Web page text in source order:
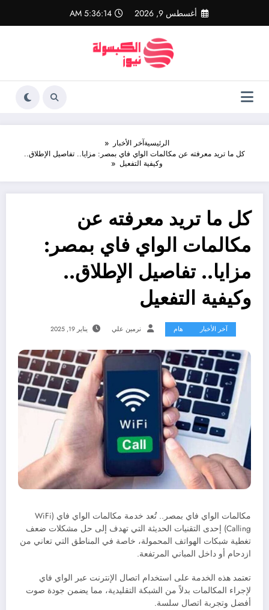
المحتوى
أغسطس 9, 2026 5:36:15 AM
الرئيسيةآخر الأخبار
كل ما تريد معرفته عن مكالمات الواي فاي بمصر: مزايا.. تفاصيل الإطلاق..
وكيفية التفعيل
كل ما تريد معرفته عن
مكالمات الواي فاي بمصر:
مزايا.. تفاصيل الإطلاق..
وكيفية التفعيل
آخر الأخبار هام نرمين علي يناير 19, 2025
مكالمات الواي فاي بمصر.. تُعد خدمة مكالمات الواي فاي (WiFi
Calling) إحدى التقنيات الحديثة التي تهدف إلى حل مشكلات ضعف
تغطية شبكات الهواتف المحمولة، خاصة في المناطق التي تعاني من
ازدحام أو داخل المباني المرتفعة.
تعتمد هذه الخدمة على استخدام اتصال الإنترنت عبر الواي فاي
لإجراء المكالمات بدلاً من الشبكة التقليدية، مما يضمن جودة صوت
أفضل وتجربة اتصال سلسة.